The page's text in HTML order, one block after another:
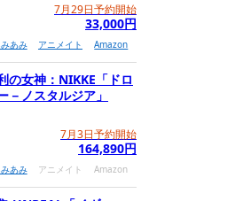
7月29日予約開始
33,000円
あみ アニメイト Amazon
の女神：NIKKE「ドロ
－ノスタルジア」
7月3日予約開始
164,890円
あみ アニメイト Amazon